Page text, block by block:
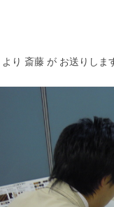
より 斎藤 が お送りしま